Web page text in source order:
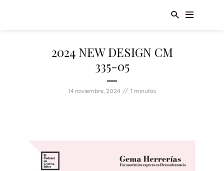
2024 NEW DESIGN CM
335-05
14 noviembre, 2024 1 minutos